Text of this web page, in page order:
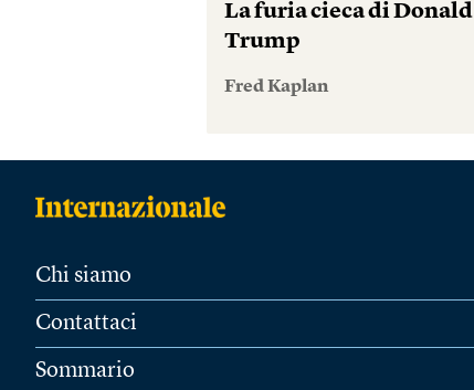
La furia cieca di Donald
Trump
Fred Kaplan
Chi siamo
Contattaci
Sommario